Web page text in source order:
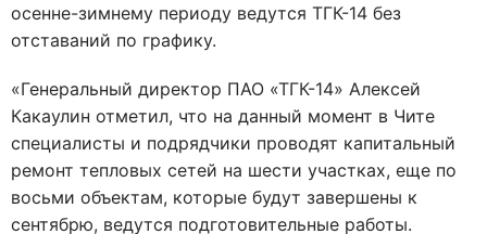
осенне-зимнему периоду ведутся ТГК-14 без
отставаний по графику.
«Генеральный директор ПАО «ТГК-14» Алексей
Какаулин отметил, что на данный момент в Чите
специалисты и подрядчики проводят капитальный
ремонт тепловых сетей на шести участках, еще по
восьми объектам, которые будут завершены к
сентябрю, ведутся подготовительные работы.